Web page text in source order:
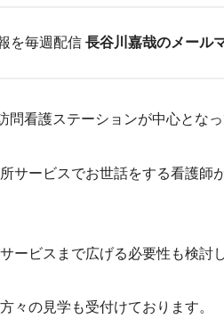
を毎週配信 長谷川嘉哉のメール
問看護ステーションが中心となっ
サービスでお世話をする看護
ービスまで広げる必要性も検討
々の見学も受付けております。